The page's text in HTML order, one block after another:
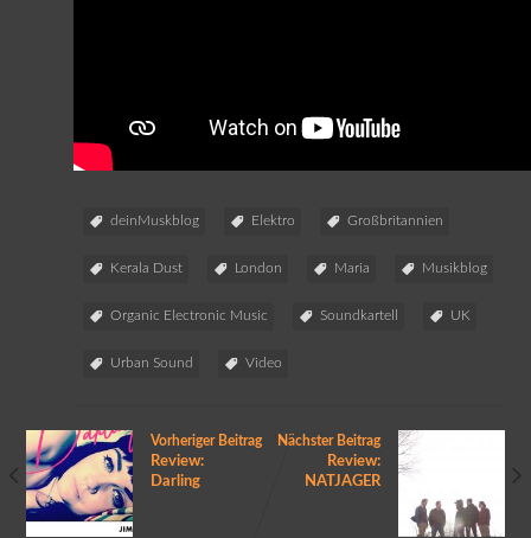
deinMuskblog Elektro Großbritannien
Kerala Dust London Maria Musikblog
Organic Electronic Music Soundkartell UK
Urban Sound Video
Vorheriger Beitrag
Review:
Darling
Nächster Beitrag
Review:
NATJAGER